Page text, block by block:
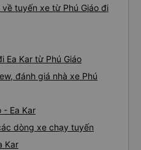
tuyến xe từ Phú Giáo đi
Ea Kar từ Phú Giáo
đánh giá nhà xe Phú
- Ea Kar
dòng xe chạy tuyến
Kar